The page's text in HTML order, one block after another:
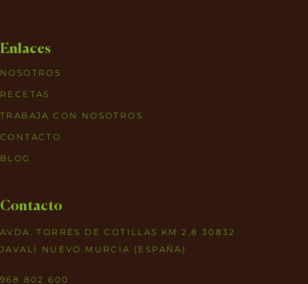
Enlaces
NOSOTROS
RECETAS
TRABAJA CON NOSOTROS
CONTACTO
BLOG
Contacto
AVDA. TORRES DE COTILLAS KM 2,8 30832
JAVALÍ NUEVO MURCIA (ESPAÑA)
968 802 600